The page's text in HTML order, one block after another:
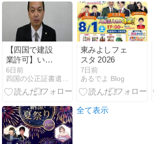
【四国で建設
業許可】いく
ら必要？法
人・個人別の
「財産要件」
く解説！
6日前
四国の公正証書遺言・相続・時効援用｜大塩行政書士
東みよしフェ
スタ 2026
7日前
あるでよ Blog
全て表示